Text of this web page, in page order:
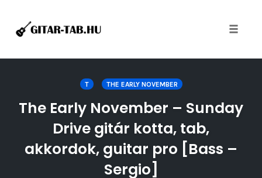
T THE EARLY NOVEMBER
The Early November – Sunday
Drive gitár kotta, tab,
akkordok, guitar pro [Bass –
Sergio]